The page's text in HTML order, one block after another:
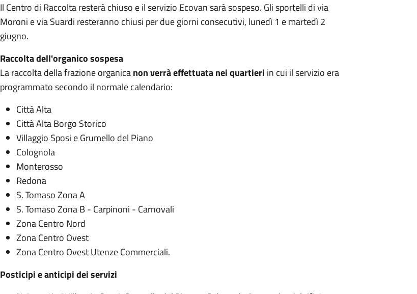
Il Centro di Raccolta resterà chiuso e il servizio Ecovan sarà sospeso. Gli sportelli di via
Moroni e via Suardi resteranno chiusi per due giorni consecutivi, lunedì 1 e martedì 2
giugno.
Raccolta dell'organico sospesa
La raccolta della frazione organicanon verrà effettuata nei quartieri in cui il servizio era
programmato secondo il normale calendario:
Città Alta
Città Alta Borgo Storico
Villaggio Sposi e Grumello del Piano
Colognola
Monterosso
Redona
S. Tomaso Zona A
S. Tomaso Zona B - Carpinoni - Carnovali
Zona Centro Nord
Zona Centro Ovest
Zona Centro Ovest Utenze Commerciali.
Posticipi e anticipi dei servizi